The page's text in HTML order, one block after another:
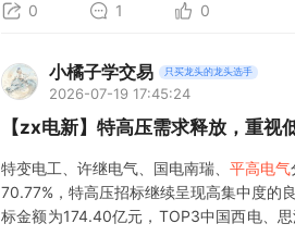
0 1 0
小橘子学交易 只买龙头的龙头选手
2026-07-19 17:45:24
【zx电新】特高压需求释放，重视
特变电工、许继电气、国电南瑞、 平高电气
70.77%，特高压招标继续呈现高集中度的
标金额为174.40亿元，TOP3中国西电、